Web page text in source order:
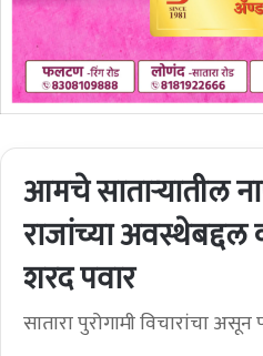
आमचे सातार्‍यातील
राजांच्या
शरद पवार
सातारा पुरोगामी विचारांचा